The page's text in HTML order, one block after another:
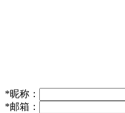
*昵称：
*邮箱：